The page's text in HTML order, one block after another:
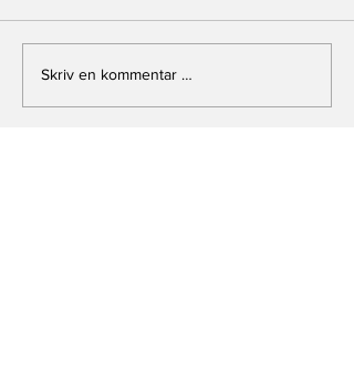
Monarki i storm
Skriv en kommentar …